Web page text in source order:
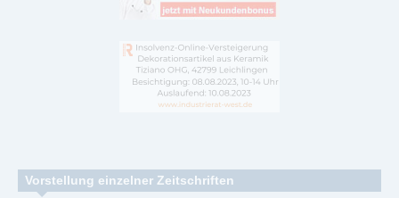
Vorstellung einzelner Zeitschriften